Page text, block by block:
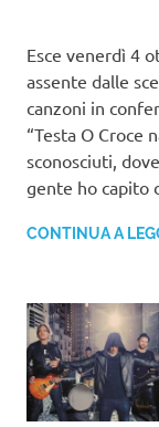
Esce venerdì 4
assente dalle
canzoni in
“Testa O Croce
sconosciuti,
gente ho capito
CONTINUA A